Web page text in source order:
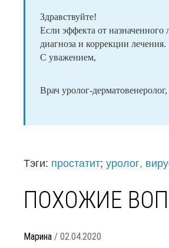
Здравствуйте!
Если эффекта от назначенного
диагноза и коррекции лечения.
С уважением,
Врач уролог-
Тэги: простатит; уролог,
ПОХОЖИЕ
Марина / 02.04.2020